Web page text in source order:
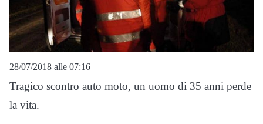
28/07/2018 alle 07:16
Tragico scontro auto moto, un uomo di 35 anni perde
la vita.